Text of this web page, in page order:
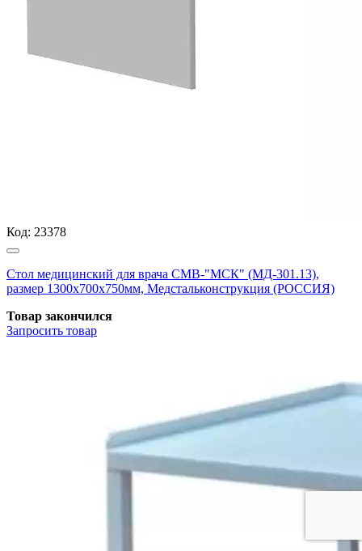
Код: 23378
Стол медицинский для врача СМВ-"МСК" (МД-301.13),
размер 1300х700х750мм, Медстальконструкция (РОССИЯ)
Товар закончился
Запросить товар